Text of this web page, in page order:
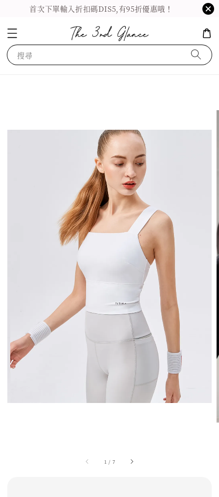
首次下單輸入折扣碼DIS5,有95折優惠哦！
搜尋
1 / 7